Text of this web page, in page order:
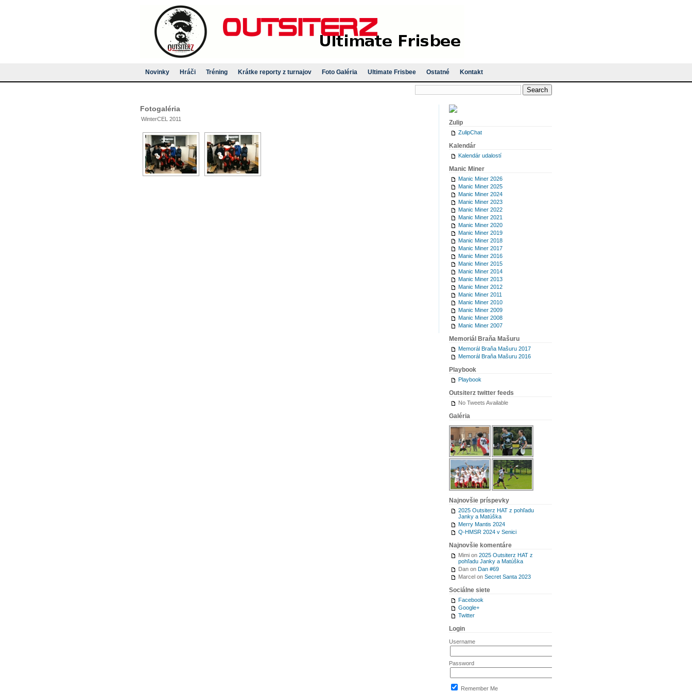
Novinky Hráči Tréning Krátke reporty z turnajov Foto Galéria Ultimate Frisbee Ostatné Kontakt
Fotogaléria
WinterCEL 2011
Zulip
ZulipChat
Kalendár
Kalendár udalostí
Manic Miner
Manic Miner 2026
Manic Miner 2025
Manic Miner 2024
Manic Miner 2023
Manic Miner 2022
Manic Miner 2021
Manic Miner 2020
Manic Miner 2019
Manic Miner 2018
Manic Miner 2017
Manic Miner 2016
Manic Miner 2015
Manic Miner 2014
Manic Miner 2013
Manic Miner 2012
Manic Miner 2011
Manic Miner 2010
Manic Miner 2009
Manic Miner 2008
Manic Miner 2007
Memoriál Braňa Mašuru
Memorál Braňa Mašuru 2017
Memorál Braňa Mašuru 2016
Playbook
Playbook
Outsiterz twitter feeds
No Tweets Available
Galéria
Najnovšie príspevky
2025 Outsiterz HAT z pohľadu
Janky a Matúška
Merry Mantis 2024
Q-HMSR 2024 v Senici
Najnovšie komentáre
Mimi on 2025 Outsiterz HAT z
pohľadu Janky a Matúška
Dan on Dan #69
Marcel on Secret Santa 2023
Sociálne siete
Facebook
Google+
Twitter
Login
Username
Password
Remember Me